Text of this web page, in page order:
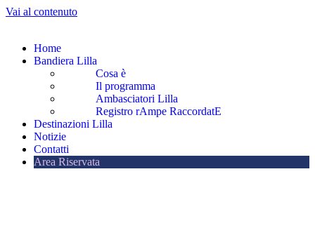
Vai al contenuto
Home
Bandiera Lilla
Cosa è
Il programma
Ambasciatori Lilla
Registro rAmpe RaccordatE
Destinazioni Lilla
Notizie
Contatti
Area Riservata